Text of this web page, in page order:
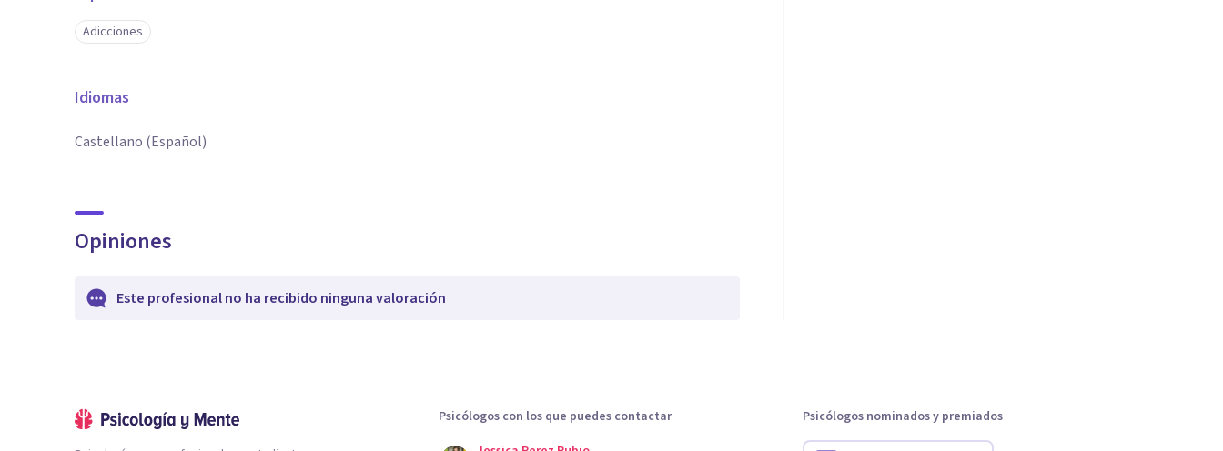
Adicciones
Idiomas
Castellano (Español)
Opiniones
Este profesional no ha recibido ninguna valoración
Psicólogos con los que puedes contactar
Psicólogos nominados y premiados